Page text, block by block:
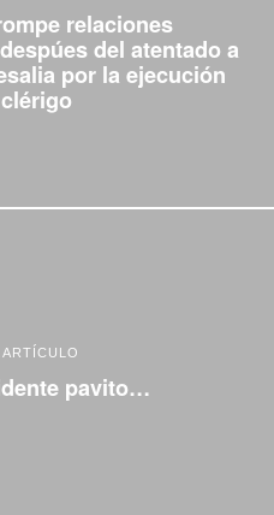
relaciones
del atentado a
por la ejecución
ARTÍCULO
pavito…